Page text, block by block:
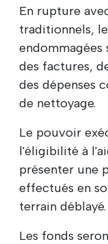
En rupture
traditionnels,
endommagées
des factures,
des dépenses
de nettoyage.
Le pouvoir
l'éligibilité à
présenter une
effectués en
terrain déblayé.
Les fonds